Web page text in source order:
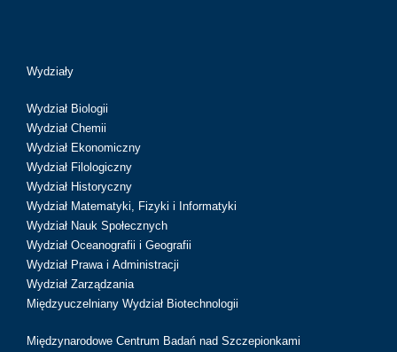
Wydziały
Wydział Biologii
Wydział Chemii
Wydział Ekonomiczny
Wydział Filologiczny
Wydział Historyczny
Wydział Matematyki, Fizyki i Informatyki
Wydział Nauk Społecznych
Wydział Oceanografii i Geografii
Wydział Prawa i Administracji
Wydział Zarządzania
Międzyuczelniany Wydział Biotechnologii
Międzynarodowe Centrum Badań nad Szczepionkami